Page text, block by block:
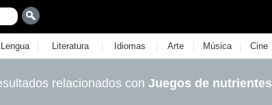
Lengua | Literatura | Idiomas | Arte | Música | Cine
relacionados con Juegos de nutrientes